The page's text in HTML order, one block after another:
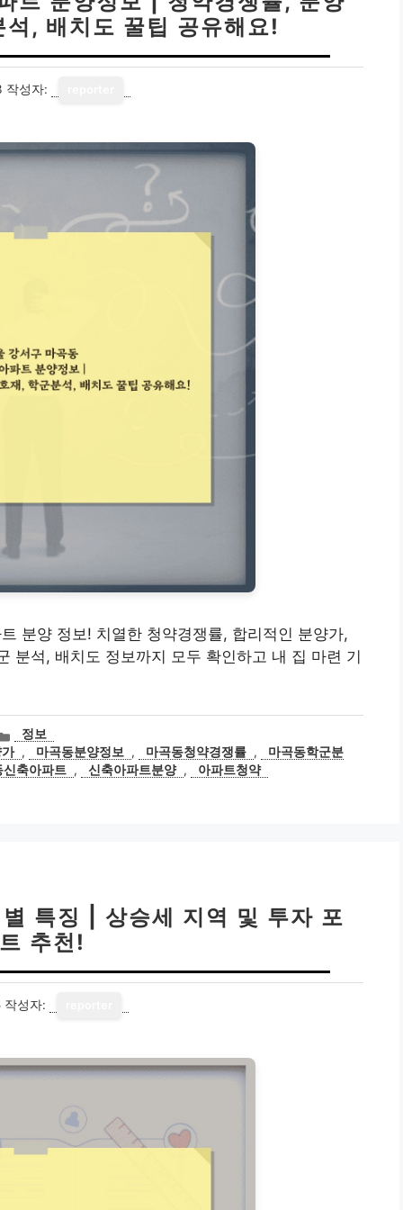
, 배치도 꿀팁 공유해요!
작성자:
분양 정보! 치열한 청약경쟁률, 합리적인 분양가,
분석, 배치도 정보까지 모두 확인하고 내 집 마련 기
카
테
고
정보
, 마곡동분양정보 , 마곡동청약경쟁률 ,
마곡동학군분
신축아파트 , 신축아파트분양 , 아파트청약
특징 | 상승세 지역 및 투자 포
추천!
작성자: